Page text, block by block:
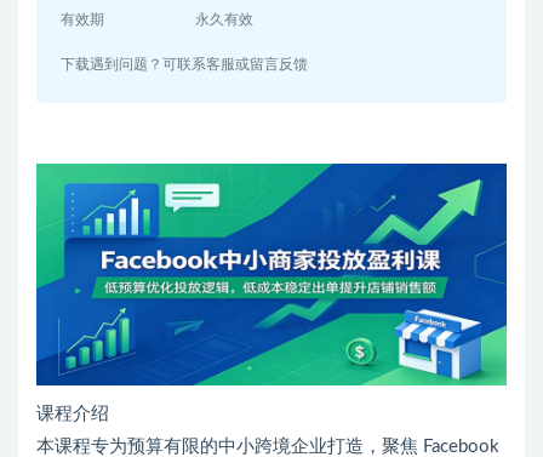
有效期 永久有效
下载遇到问题？可联系客服或留言反馈
课程介绍
本课程专为预算有限的中小跨境企业打造，聚焦 Facebook